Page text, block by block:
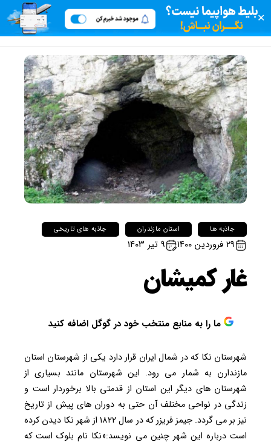
✕
جاذبه ها استان مازندران جاذبه های تاریخی
۲۹ فروردین ۱۴۰۰ ۹ تیر ۱۴۰۳
غار کمیشان
ما را به منابع منتخب خود در گوگل اضافه کنید
شهرستان نکا که در شمال ایران قرار دارد یکی از شهرستان استان
مازندارن به شمار می رود. این شهرستان مانند بسیاری از
شهرستان های دیگر این استان از قدمتی بالا برخوردار است و
زندگی در نواحی مختلف آن حتی به دوران های پیش از تاریخ
نیز بر می گردد. جیمز فریزر که در سال ۱۸۲۲ از شهر نکا دیدن کرده
است درباره این شهر چنین می نویسد:«نکا نام بلوک است که